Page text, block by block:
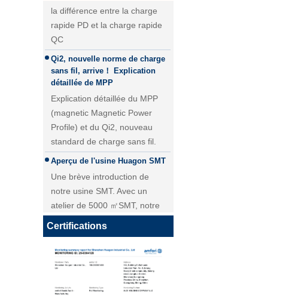
QI2
QI2 Chargeur sans fil - Copie -
JCJW30
rapide PD et la charge rapide
QC
Qi2, nouvelle norme de charge
sans fil, arrive！ Explication
détaillée de MPP
Explication détaillée du MPP
(magnetic Magnetic Power
Profile) et du Qi2, nouveau
standard de charge sans fil.
Aperçu de l'usine Huagon SMT
Une brève introduction de
notre usine SMT. Avec un
atelier de 5000 ㎡SMT, notre
livraison quotidienne pour le
module PCBA atteint plus de 40
000 pièces.
Personnalisation du module de
charge sans fil Huagon solution
de charge sans fil unique
Personnalisation du module de
Certifications